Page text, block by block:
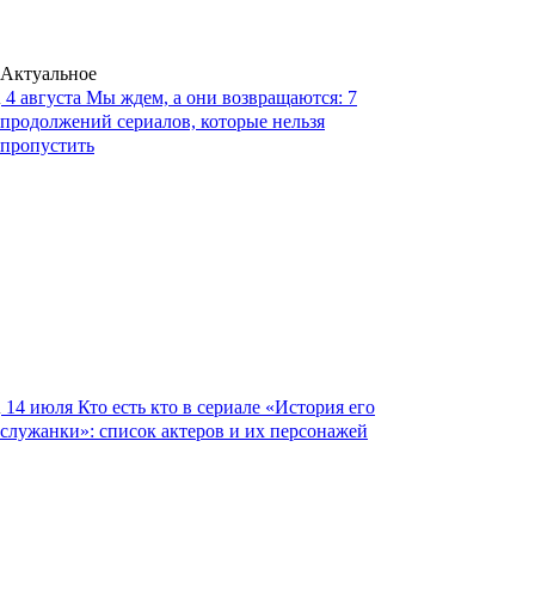
Актуальное
4 августа Мы ждем, а они возвращаются: 7
продолжений сериалов, которые нельзя
пропустить
14 июля Кто есть кто в сериале «История его
служанки»: список актеров и их персонажей